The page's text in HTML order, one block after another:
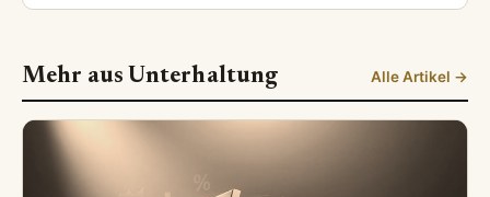
Mehr aus Unterhaltung Alle Artikel →